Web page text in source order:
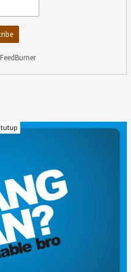
FeedBurner
REDAKSI
DISCLAIMER
KONTAK KAMI
PEDOMAN MEDIA SIBER
tutup